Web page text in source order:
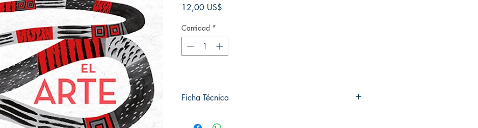
12,00 US$
Cantidad *
Ficha Técnica